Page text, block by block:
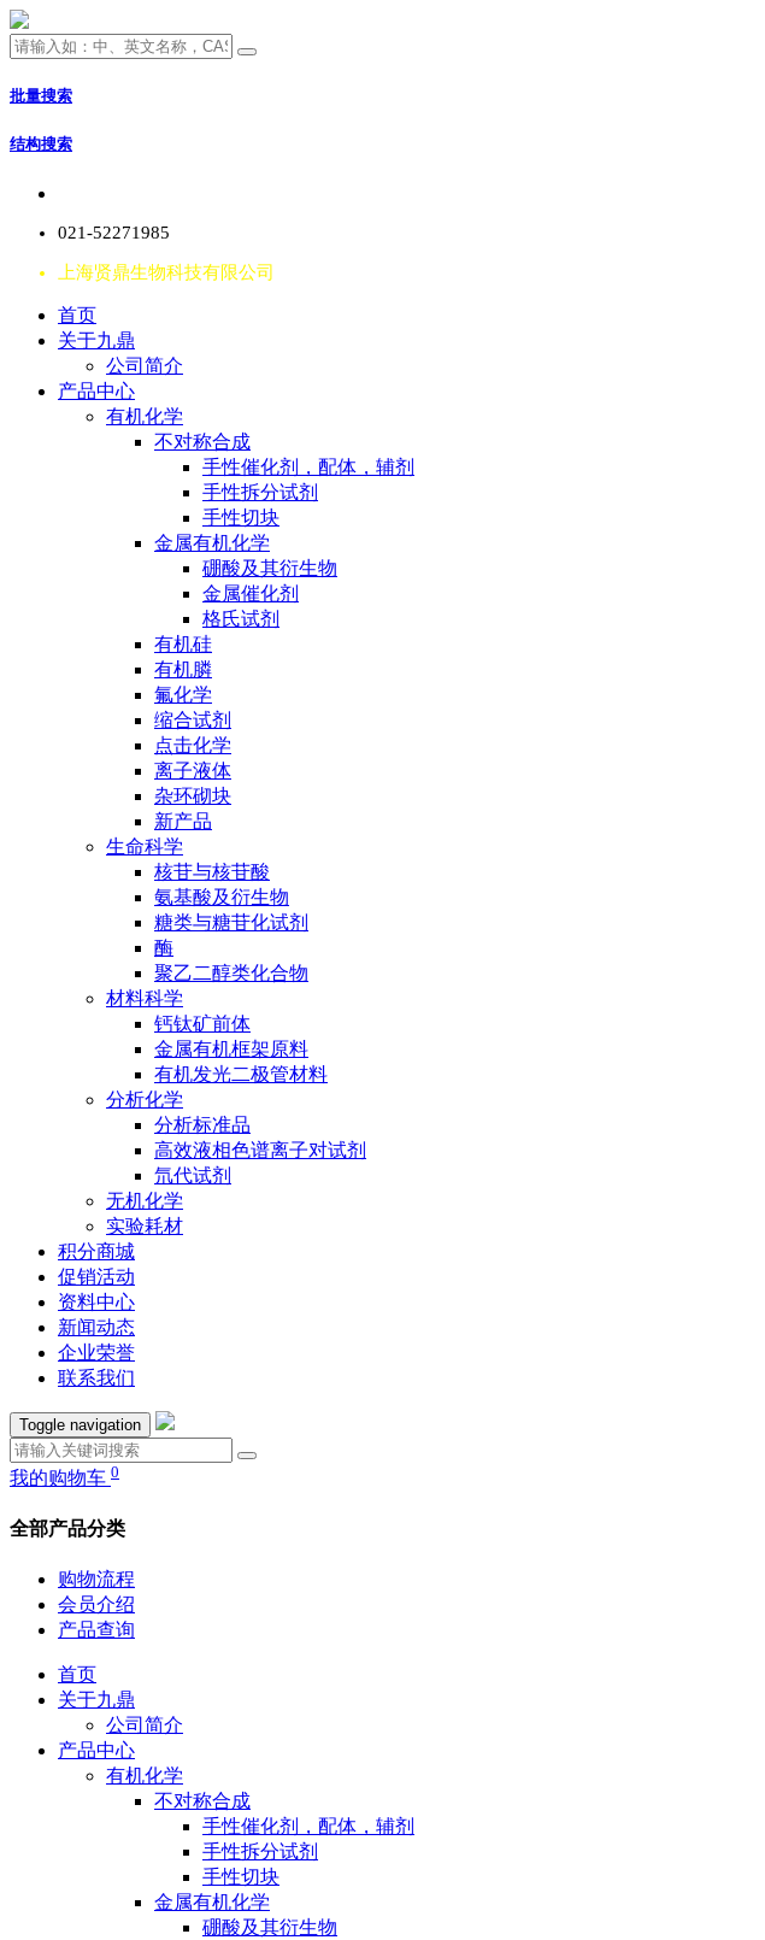
批量搜索
结构搜索
021-52271985
上海贤鼎生物科技有限公司
首页
关于九鼎
公司简介
产品中心
有机化学
不对称合成
手性催化剂，配体，辅剂
手性拆分试剂
手性切块
金属有机化学
硼酸及其衍生物
金属催化剂
格氏试剂
有机硅
有机膦
氟化学
缩合试剂
点击化学
离子液体
杂环砌块
新产品
生命科学
核苷与核苷酸
氨基酸及衍生物
糖类与糖苷化试剂
酶
聚乙二醇类化合物
材料科学
钙钛矿前体
金属有机框架原料
有机发光二极管材料
分析化学
分析标准品
高效液相色谱离子对试剂
氘代试剂
无机化学
实验耗材
积分商城
促销活动
资料中心
新闻动态
企业荣誉
联系我们
Toggle navigation
我的购物车 0
全部产品分类
购物流程
会员介绍
产品查询
首页
关于九鼎
公司简介
产品中心
有机化学
不对称合成
手性催化剂，配体，辅剂
手性拆分试剂
手性切块
金属有机化学
硼酸及其衍生物